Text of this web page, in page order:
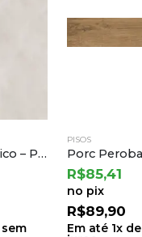
Porc Peroba Rustica 120028 a Embramaco
sem
PISOS
R$37,91
no pix
R$39,90
Em até 1x de